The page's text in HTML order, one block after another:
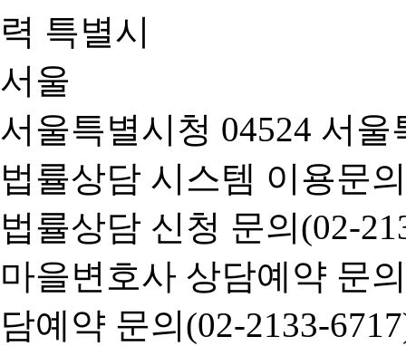
서울특별시청 04524 서
법률상담 시스템 이용문
법률상담 신청 문의(02-
마을변호사 상담예약 문
담예약 문의(02-2133-